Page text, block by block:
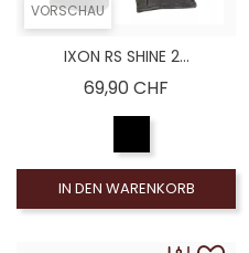
VORSCHAU
IXON RS SHINE 2...
69,90 CHF
IN DEN WARENKORB